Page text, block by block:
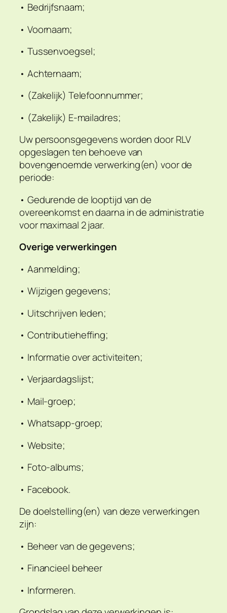
• Bedrijfsnaam;
• Voornaam;
• Tussenvoegsel;
• Achternaam;
• (Zakelijk) Telefoonnummer;
• (Zakelijk) E-mailadres;
Uw persoonsgegevens worden door RLV
opgeslagen ten behoeve van
bovengenoemde verwerking(en) voor de
periode:
• Gedurende de looptijd van de
overeenkomst en daarna in de administratie
voor maximaal 2 jaar.
Overige verwerkingen
• Aanmelding;
• Wijzigen gegevens;
• Uitschrijven leden;
• Contributieheffing;
• Informatie over activiteiten;
• Verjaardagslijst;
• Mail-groep;
• Whatsapp-groep;
• Website;
• Foto-albums;
• Facebook.
De doelstelling(en) van deze verwerkingen
zijn:
• Beheer van de gegevens;
• Financieel beheer
• Informeren.